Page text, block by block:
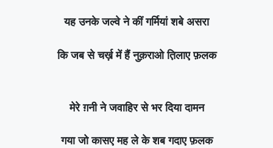
यह उनके जल्वे ने कीं गर्मियां शबे असरा
कि जब से चर्ख़ में हैं नुक़राओ त़िलाए फ़लक
मेरे ग़नी ने जवाहिर से भर दिया दामन
गया जो कासए मह ले के शब गदाए फ़लक